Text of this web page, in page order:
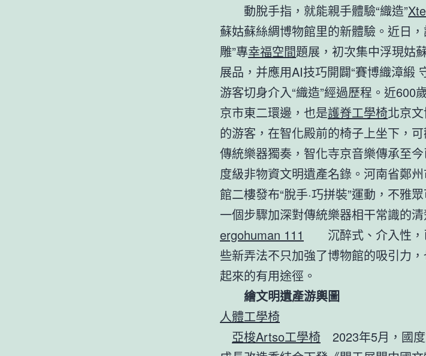
動脫手指，就能親手體驗“織造”
蘇姑蘇絲綢博物館里的新體驗。近日
雕”專幸福空間題展，初次集中浮現姑
展品，并應用AI技巧開闢“賽博織漳緞
游客切身介入“織造”經過歷程。近
京市東二環邊，也是護脊工學椅北京
的游客，在智化殿前的椅子上坐下，
傳統樂器獨奏，智化寺京音樂傳承至
度級非物資文明遺產名錄。河南省鄭
館二樓發布“脫手·巧拼裝”運動，不雅
一個步驟加深對傳統樂器相干常識的清
ergohuman 111
沉醉式、介入性，
些新弄法不只加強了博物館的吸引力
起來的有用途徑。
繪文明遺產游輿圖
人體工學椅
亞梭Artso工學椅 2023年5月，國